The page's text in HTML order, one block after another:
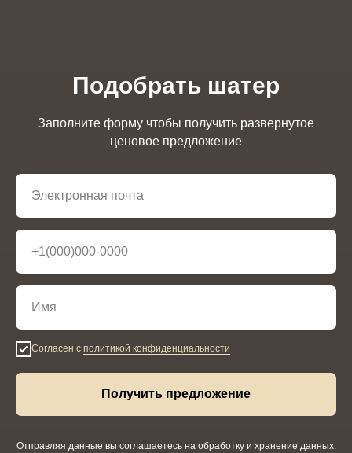
Подобрать шатер
Заполните форму чтобы получить развернутое
ценовое предложение
Согласен с политикой конфиденциальности
Получить предложение
Отправляя данные вы соглашаетесь на обработку и хранение данных.